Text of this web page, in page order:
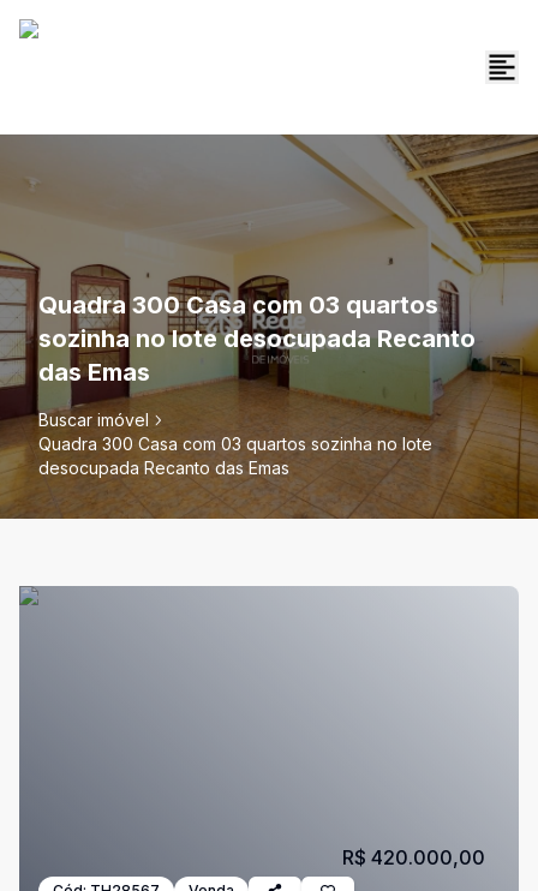
Quadra 300 Casa com 03 quartos
sozinha no lote desocupada Recanto
das Emas
Buscar imóvel
Quadra 300 Casa com 03 quartos sozinha no lote
desocupada Recanto das Emas
R$ 420.000,00